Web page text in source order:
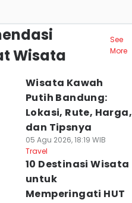
Wisata
See
More
Wisata Kawah
Putih Bandung:
Lokasi, Rute, Harga,
dan Tipsnya
05 Agu 2026, 18:19 WIB
Travel
10 Destinasi Wisata
untuk
Memperingati HUT